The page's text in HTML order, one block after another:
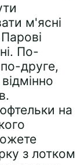
м'ясні
По-
друге,
на
з лотком